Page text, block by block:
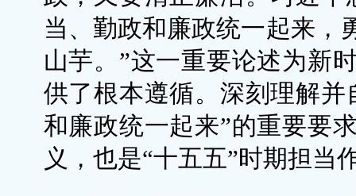
当、勤政和廉政统一起来，
山芋。”这一重要论述为新
供了根本遵循。深刻理解
和廉政统一起来”的重要要
义，也是“十五五”时期担当